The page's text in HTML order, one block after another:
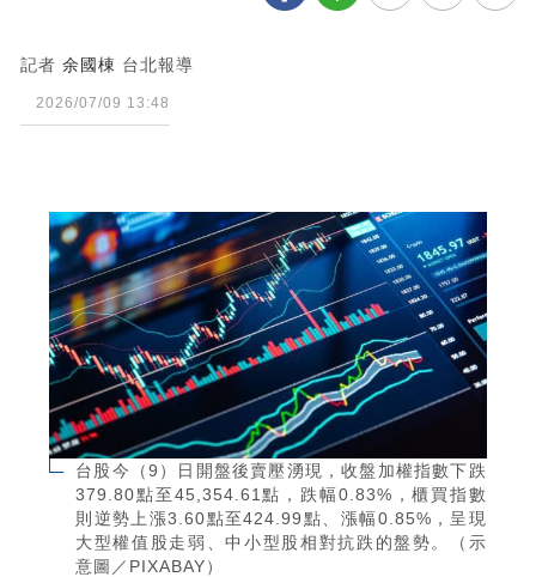
記者 余國棟 台北報導
2026/07/09 13:48
台股今（9）日開盤後賣壓湧現，收盤加權指數下跌
379.80點至45,354.61點，跌幅0.83%，櫃買指數
則逆勢上漲3.60點至424.99點、漲幅0.85%，呈現
大型權值股走弱、中小型股相對抗跌的盤勢。（示
意圖／PIXABAY）